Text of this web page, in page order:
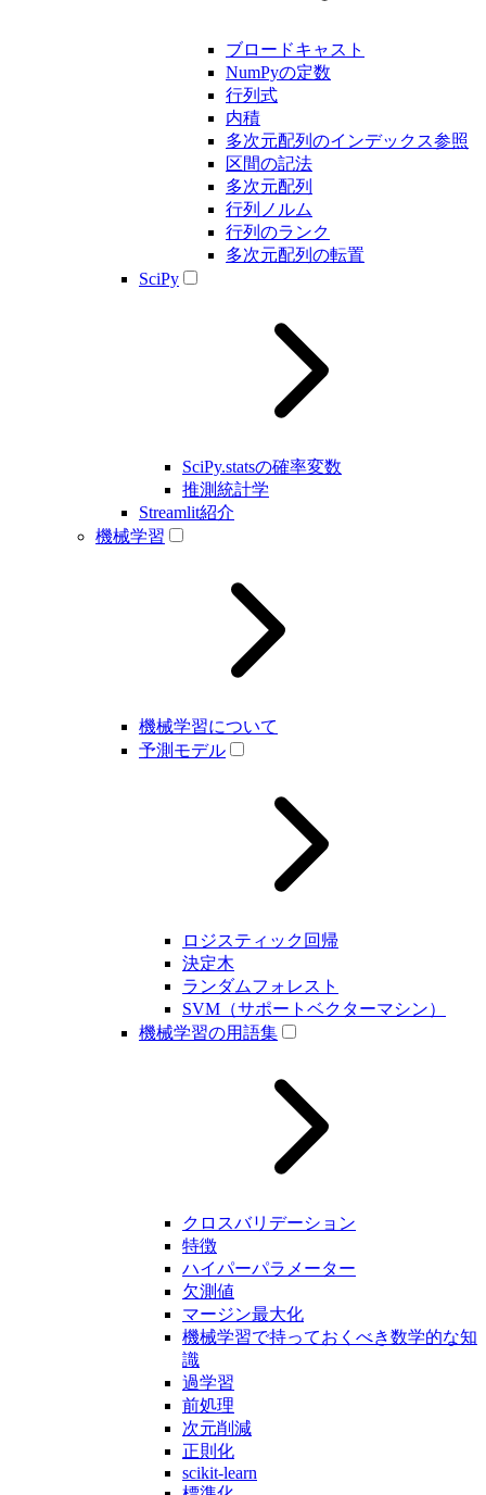
ブロードキャスト
NumPyの定数
行列式
内積
多次元配列のインデックス参照
区間の記法
多次元配列
行列ノルム
行列のランク
多次元配列の転置
SciPy
SciPy.statsの確率変数
推測統計学
Streamlit紹介
機械学習
機械学習について
予測モデル
ロジスティック回帰
決定木
ランダムフォレスト
SVM（サポートベクターマシン）
機械学習の用語集
クロスバリデーション
特徴
ハイパーパラメーター
欠測値
マージン最大化
機械学習で持っておくべき数学的な知
識
過学習
前処理
次元削減
正則化
scikit-learn